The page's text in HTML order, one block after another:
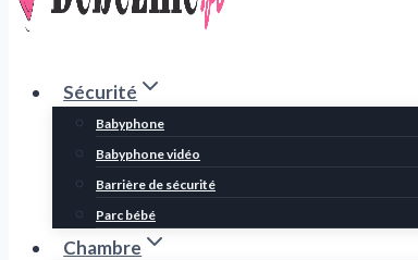
Sécurité
Babyphone
Babyphone vidéo
Barrière de sécurité
Parc bébé
Chambre